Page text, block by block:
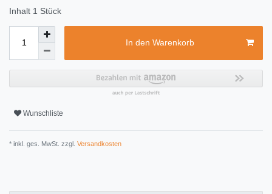
Inhalt 1 Stück
In den Warenkorb
Wunschliste
* inkl. ges. MwSt. zzgl. Versandkosten